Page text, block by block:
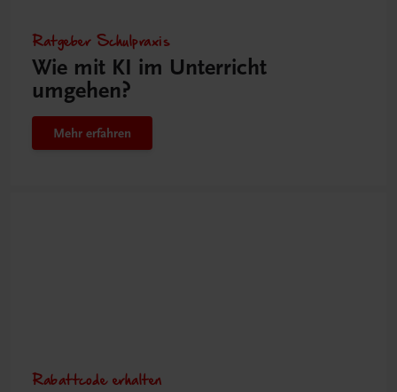
Ratgeber Schulpraxis
Wie mit KI im Unterricht
umgehen?
Mehr erfahren
Rabattcode erhalten